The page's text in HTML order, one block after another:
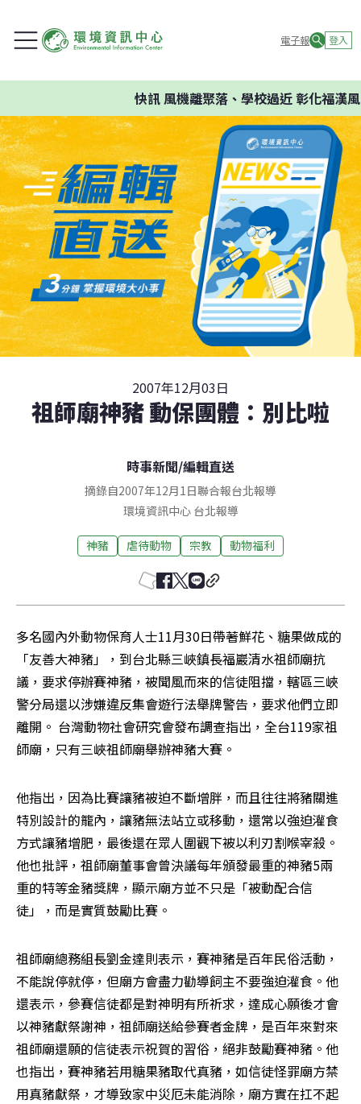
電子報 登入
快訊風機離聚落、學校過近 彰化福漢風
2007年12月03日
祖師廟神豬 動保團體：別比啦
時事新聞/編輯直送
摘錄自2007年12月1日聯合報台北報導
環境資訊中心 台北報導
神豬 虐待動物 宗教 動物福利
多名國內外動物保育人士11月30日帶著鮮花、糖果做成的
「友善大神豬」，到台北縣三峽鎮長福巖清水祖師廟抗
議，要求停辦賽神豬，被聞風而來的信徒阻擋，轄區三峽
警分局還以涉嫌違反集會遊行法舉牌警告，要求他們立即
離開。 台灣動物社會研究會發布調查指出，全台119家祖
師廟，只有三峽祖師廟舉辦神豬大賽。
他指出，因為比賽讓豬被迫不斷增胖，而且往往將豬關進
特別設計的籠內，讓豬無法站立或移動，還常以強迫灌食
方式讓豬增肥，最後還在眾人圍觀下被以利刃割喉宰殺。
他也批評，祖師廟董事會曾決議每年頒發最重的神豬5兩
重的特等金豬獎牌，顯示廟方並不只是「被動配合信
徒」，而是實質鼓勵比賽。
祖師廟總務組長劉金達則表示，賽神豬是百年民俗活動，
不能說停就停，但廟方會盡力勸導飼主不要強迫灌食。他
還表示，參賽信徒都是對神明有所祈求，達成心願後才會
以神豬獻祭謝神，祖師廟送給參賽者金牌，是百年來對來
祖師廟還願的信徒表示祝賀的習俗，絕非鼓勵賽神豬。他
也指出，賽神豬若用糖果豬取代真豬，如信徒怪罪廟方禁
用真豬獻祭，才導致家中災厄未能消除，廟方實在扛不起